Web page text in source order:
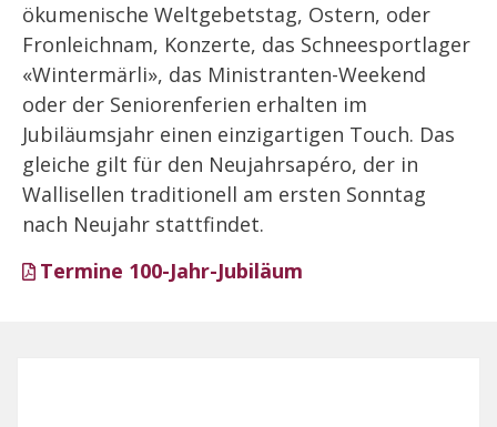
ökumenische Weltgebetstag, Ostern, oder
Fronleichnam, Konzerte, das Schneesportlager
«Wintermärli», das Ministranten-Weekend
oder der Seniorenferien erhalten im
Jubiläumsjahr einen einzigartigen Touch. Das
gleiche gilt für den Neujahrsapéro, der in
Wallisellen traditionell am ersten Sonntag
nach Neujahr stattfindet.
Termine 100-Jahr-Jubiläum